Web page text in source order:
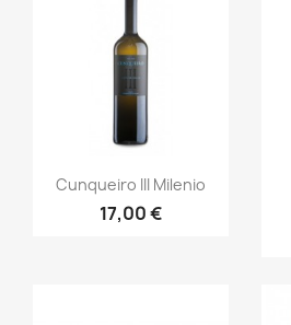
Vista rápida
Cunqueiro III Milenio
17,00 €